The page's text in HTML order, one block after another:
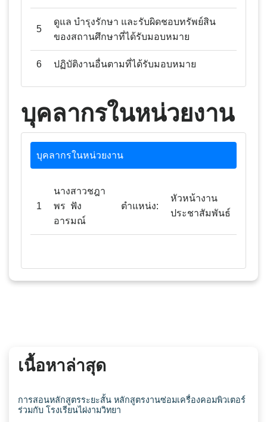
5
ดูแล บำรุงรักษา และรับผิดชอบทรัพย์สิน
ของสถานศึกษาที่ได้รับมอบหมาย
6 ปฏิบัติงานอื่นตามที่ได้รับมอบหมาย
บุคลากรในหน่วยงาน
บุคลากรในหน่วยงาน
1
นางสาวชฎา
พร ฟัง
อารมณ์
ตำแหน่ง:
หัวหน้างาน
ประชาสัมพันธ์
เนื้อหาล่าสุด
การสอนหลักสูตรระยะสั้น หลักสูตรงานซ่อมเครื่องคอมพิวเตอร์
ร่วมกับ โรงเรียนไผ่งามวิทยา